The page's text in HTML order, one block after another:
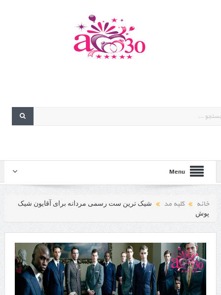
Menu
خانه کلبه مد
شیک ترین ست رسمی مردانه برای آقایون شیک
پوش